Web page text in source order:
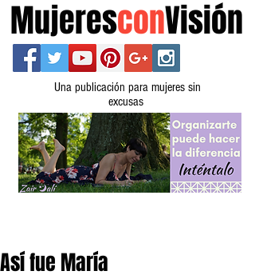
MujeresconVisión
Una publicación para mujeres sin
excusas
Así fue María